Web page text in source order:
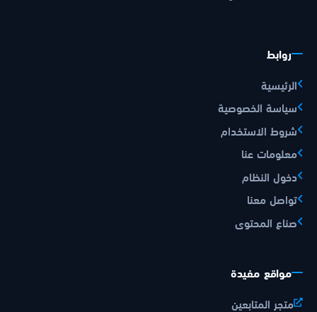
روابط
الرئيسية
سياسة الخصوصية
شروط الاستخدام
معلومات عنا
دخول النظام
تواصل معنا
صناع المحتوى
مواقع مفيدة
متجر المتابعين